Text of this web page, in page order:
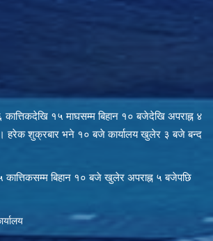
कात्तिकदेखि १५ माघसम्म बिहान १० बजेदेखि अपराह्न ४
हरेक शुक्रबार भने १० बजे कार्यालय खुलेर ३ बजे बन्द
बिहान १० बजे खुलेर अपराह्न ५ बजेपछि